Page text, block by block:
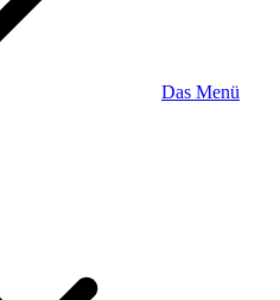
Das Menü